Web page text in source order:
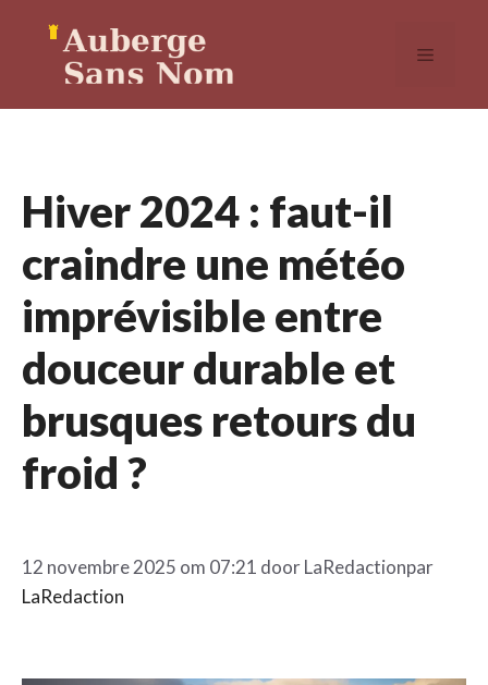
MENU
Hiver 2024 : faut-il
craindre une météo
imprévisible entre
douceur durable et
brusques retours du
froid ?
12 novembre 2025 om 07:21 doorLaRedactionpar
LaRedaction